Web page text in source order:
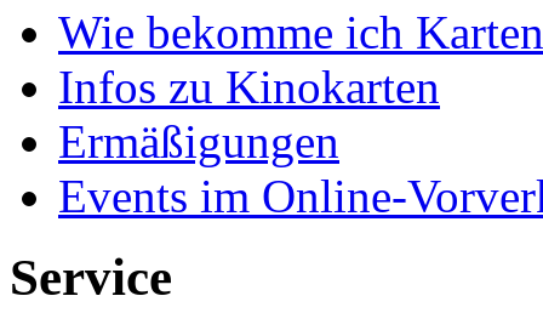
Wie bekomme ich
Infos zu Kinokarten
Ermäßigungen
Events im Online-
Service